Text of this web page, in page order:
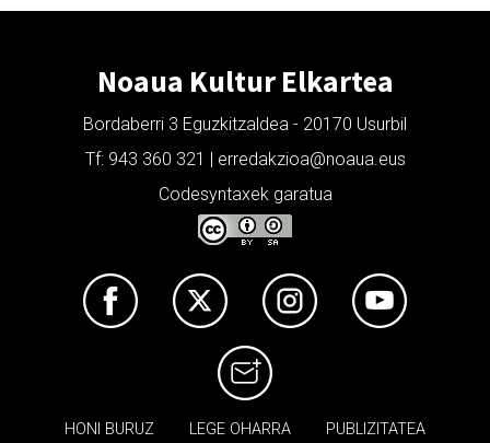
Noaua Kultur Elkartea
Bordaberri 3 Eguzkitzaldea - 20170 Usurbil
Tf: 943 360 321 | erredakzioa@noaua.eus
Codesyntaxek garatua
HONI BURUZ LEGE OHARRA PUBLIZITATEA